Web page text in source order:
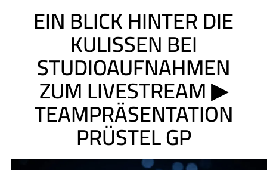
EIN BLICK HINTER DIE
KULISSEN BEI
STUDIOAUFNAHMEN
ZUM LIVESTREAM ▶
TEAMPRÄSENTATION
PRÜSTEL GP